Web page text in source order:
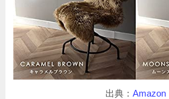
出典： Amazon